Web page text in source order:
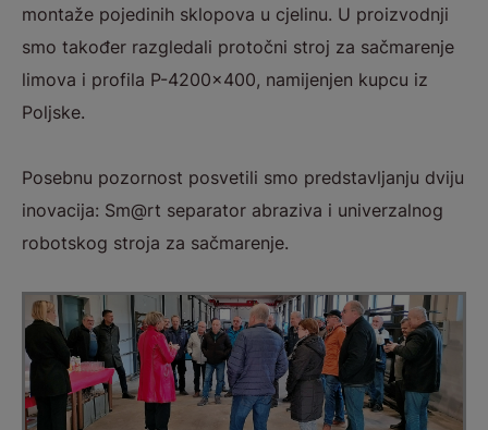
montaže pojedinih sklopova u cjelinu. U proizvodnji
smo također razgledali protočni stroj za sačmarenje
limova i profila P-4200x400, namijenjen kupcu iz
Poljske.
Posebnu pozornost posvetili smo predstavljanju dviju
inovacija: Sm@rt separator abraziva i univerzalnog
robotskog stroja za sačmarenje.